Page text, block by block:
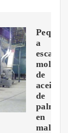
Peque?
a
escala
molino
de
aceite
de
palma
en
malasia